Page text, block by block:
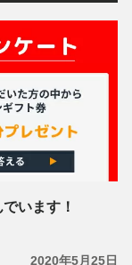
います！
2020年5月25日